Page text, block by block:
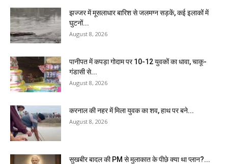
झज्जर में मूसलाधार बारिश से जलमग्न सड़कें, कई इलाकों में
घुटनों...
August 8, 2026
पानीपत में कपड़ा गोदाम पर 10-12 युवकों का धावा, चाकू-
गंडासी से...
August 8, 2026
करनाल की नहर में मिला युवक का शव, हाथ पर बने...
August 8, 2026
सुखबीर बादल की PM से मुलाकात के पीछे क्या था प्लान?...